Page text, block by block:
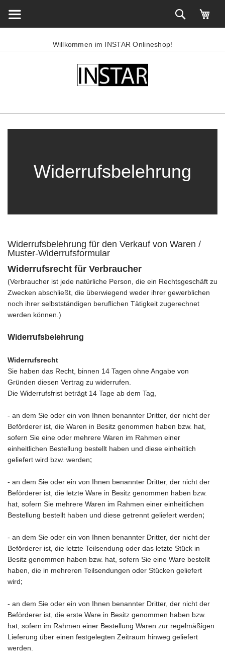
Willkommen im INSTAR Onlineshop!
Widerrufsbelehrung
Widerrufsbelehrung für den Verkauf von Waren /
Muster-Widerrufsformular
Widerrufsrecht für Verbraucher
(Verbraucher ist jede natürliche Person, die ein Rechtsgeschäft zu
Zwecken abschließt, die überwiegend weder ihrer gewerblichen
noch ihrer selbstständigen beruflichen Tätigkeit zugerechnet
werden können.)
Widerrufsbelehrung
Widerrufsrecht
Sie haben das Recht, binnen 14 Tagen ohne Angabe von
Gründen diesen Vertrag zu widerrufen.
Die Widerrufsfrist beträgt 14 Tage ab dem Tag,
- an dem Sie oder ein von Ihnen benannter Dritter, der nicht der
Beförderer ist, die Waren in Besitz genommen haben bzw. hat,
sofern Sie eine oder mehrere Waren im Rahmen einer
einheitlichen Bestellung bestellt haben und diese einheitlich
geliefert wird bzw. werden;
- an dem Sie oder ein von Ihnen benannter Dritter, der nicht der
Beförderer ist, die letzte Ware in Besitz genommen haben bzw.
hat, sofern Sie mehrere Waren im Rahmen einer einheitlichen
Bestellung bestellt haben und diese getrennt geliefert werden;
- an dem Sie oder ein von Ihnen benannter Dritter, der nicht der
Beförderer ist, die letzte Teilsendung oder das letzte Stück in
Besitz genommen haben bzw. hat, sofern Sie eine Ware bestellt
haben, die in mehreren Teilsendungen oder Stücken geliefert
wird;
- an dem Sie oder ein von Ihnen benannter Dritter, der nicht der
Beförderer ist, die erste Ware in Besitz genommen haben bzw.
hat, sofern im Rahmen einer Bestellung Waren zur regelmäßigen
Lieferung über einen festgelegten Zeitraum hinweg geliefert
werden.